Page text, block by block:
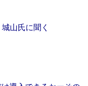
山氏に聞く